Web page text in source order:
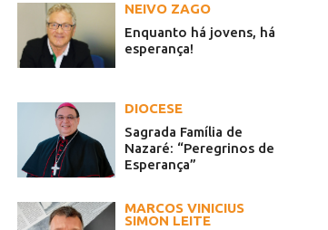
NEIVO ZAGO
Enquanto há jovens, há
esperança!
DIOCESE
Sagrada Família de
Nazaré: “Peregrinos de
Esperança”
MARCOS VINICIUS
SIMON LEITE